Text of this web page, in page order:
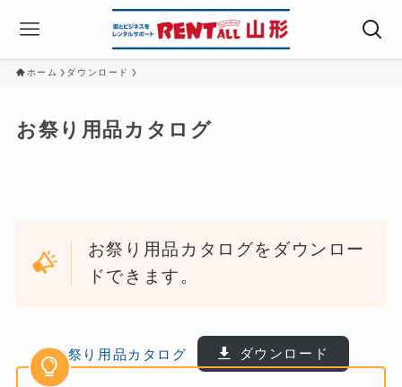
ホーム ダウンロード
お祭り用品カタログ
お祭り用品カタログをダウンロー
ドできます。
お祭り用品カタログ ダウンロード